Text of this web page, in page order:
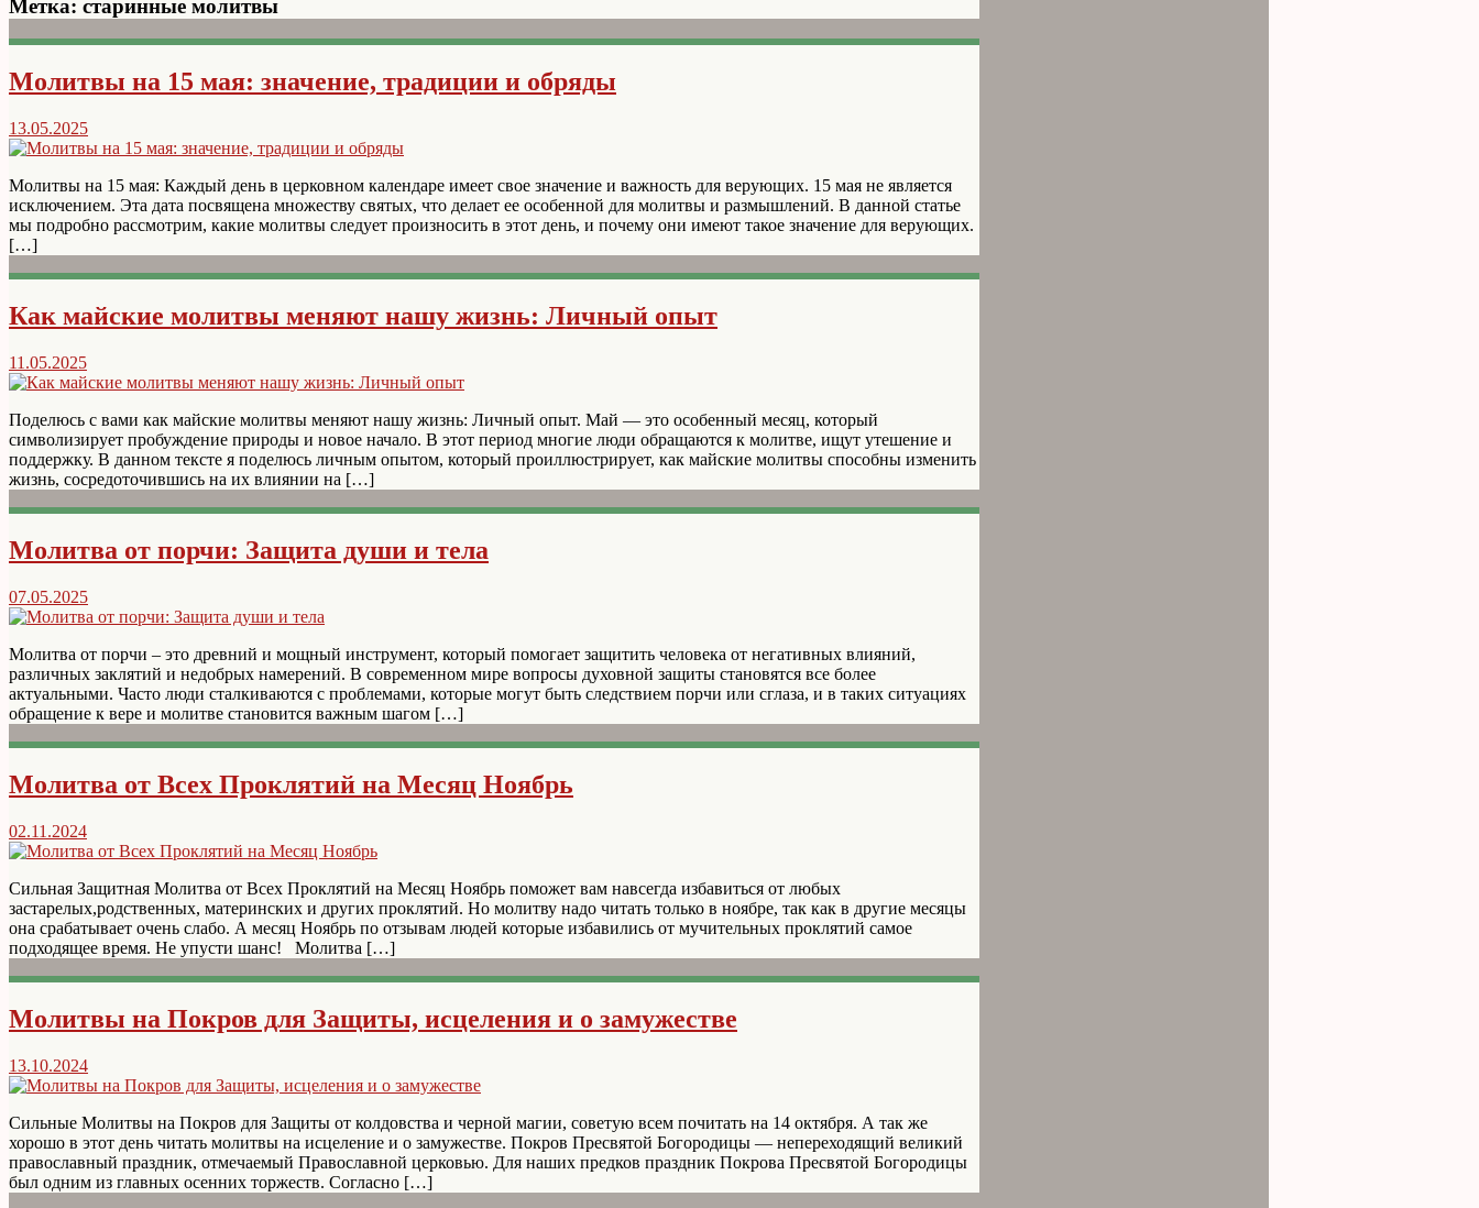
Метка: старинные молитвы
Молитвы на 15 мая: значение, традиции и обряды
13.05.2025
Молитвы на 15 мая: Каждый день в церковном календаре имеет свое значение и важность для верующих. 15 мая не является
исключением. Эта дата посвящена множеству святых, что делает ее особенной для молитвы и размышлений. В данной статье
мы подробно рассмотрим, какие молитвы следует произносить в этот день, и почему они имеют такое значение для верующих.
[…]
Как майские молитвы меняют нашу жизнь: Личный опыт
11.05.2025
Поделюсь с вами как майские молитвы меняют нашу жизнь: Личный опыт. Май — это особенный месяц, который
символизирует пробуждение природы и новое начало. В этот период многие люди обращаются к молитве, ищут утешение и
поддержку. В данном тексте я поделюсь личным опытом, который проиллюстрирует, как майские молитвы способны изменить
жизнь, сосредоточившись на их влиянии на […]
Молитва от порчи: Защита души и тела
07.05.2025
Молитва от порчи – это древний и мощный инструмент, который помогает защитить человека от негативных влияний,
различных заклятий и недобрых намерений. В современном мире вопросы духовной защиты становятся все более
актуальными. Часто люди сталкиваются с проблемами, которые могут быть следствием порчи или сглаза, и в таких ситуациях
обращение к вере и молитве становится важным шагом […]
Молитва от Всех Проклятий на Месяц Ноябрь
02.11.2024
Сильная Защитная Молитва от Всех Проклятий на Месяц Ноябрь поможет вам навсегда избавиться от любых
застарелых,родственных, материнских и других проклятий. Но молитву надо читать только в ноябре, так как в другие месяцы
она срабатывает очень слабо. А месяц Ноябрь по отзывам людей которые избавились от мучительных проклятий самое
подходящее время. Не упусти шанс! Молитва […]
Молитвы на Покров для Защиты, исцеления и о замужестве
13.10.2024
Сильные Молитвы на Покров для Защиты от колдовства и черной магии, советую всем почитать на 14 октября. А так же
хорошо в этот день читать молитвы на исцеление и о замужестве. Покров Пресвятой Богородицы — непереходящий великий
православный праздник, отмечаемый Православной церковью. Для наших предков праздник Покрова Пресвятой Богородицы
был одним из главных осенних торжеств. Согласно […]